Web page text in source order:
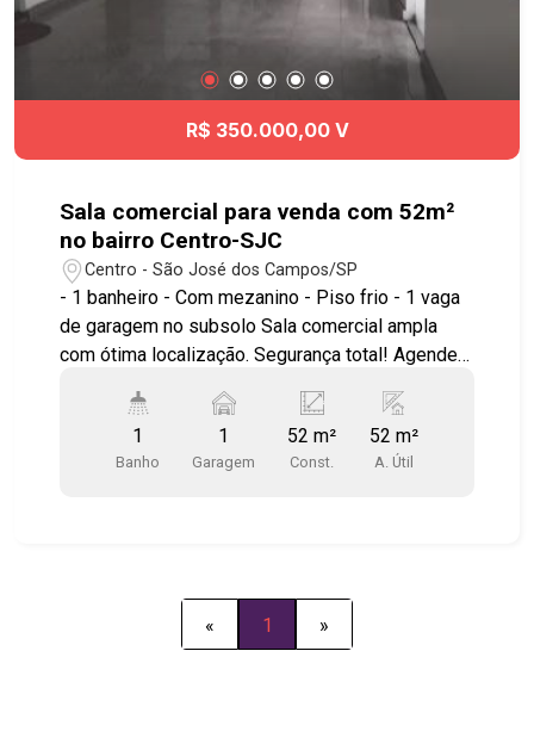
R$ 350.000,00 V
Sala comercial para venda com 52m²
no bairro Centro-SJC
Centro - São José dos Campos/SP
- 1 banheiro - Com mezanino - Piso frio - 1 vaga
de garagem no subsolo Sala comercial ampla
com ótima localização. Segurança total! Agende
#centrosjc #salacomercial
1
Banho
1
Garagem
52 m²
Const.
52 m²
A. Útil
« 1 »